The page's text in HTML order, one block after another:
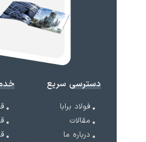
دسترسی سریع
فولاد برابا
مقالات
درباره ما